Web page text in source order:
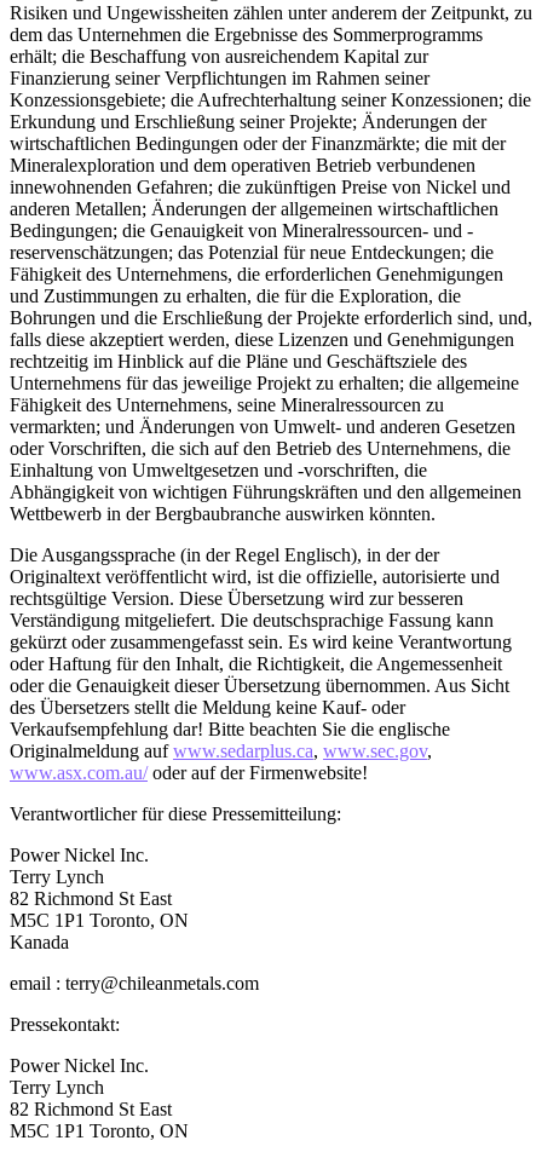
Risiken und Ungewissheiten zählen unter anderem der Zeitpunkt, zu
dem das Unternehmen die Ergebnisse des Sommerprogramms
erhält; die Beschaffung von ausreichendem Kapital zur
Finanzierung seiner Verpflichtungen im Rahmen seiner
Konzessionsgebiete; die Aufrechterhaltung seiner Konzessionen; die
Erkundung und Erschließung seiner Projekte; Änderungen der
wirtschaftlichen Bedingungen oder der Finanzmärkte; die mit der
Mineralexploration und dem operativen Betrieb verbundenen
innewohnenden Gefahren; die zukünftigen Preise von Nickel und
anderen Metallen; Änderungen der allgemeinen wirtschaftlichen
Bedingungen; die Genauigkeit von Mineralressourcen- und -
reservenschätzungen; das Potenzial für neue Entdeckungen; die
Fähigkeit des Unternehmens, die erforderlichen Genehmigungen
und Zustimmungen zu erhalten, die für die Exploration, die
Bohrungen und die Erschließung der Projekte erforderlich sind, und,
falls diese akzeptiert werden, diese Lizenzen und Genehmigungen
rechtzeitig im Hinblick auf die Pläne und Geschäftsziele des
Unternehmens für das jeweilige Projekt zu erhalten; die allgemeine
Fähigkeit des Unternehmens, seine Mineralressourcen zu
vermarkten; und Änderungen von Umwelt- und anderen Gesetzen
oder Vorschriften, die sich auf den Betrieb des Unternehmens, die
Einhaltung von Umweltgesetzen und -vorschriften, die
Abhängigkeit von wichtigen Führungskräften und den allgemeinen
Wettbewerb in der Bergbaubranche auswirken könnten.
Die Ausgangssprache (in der Regel Englisch), in der der
Originaltext veröffentlicht wird, ist die offizielle, autorisierte und
rechtsgültige Version. Diese Übersetzung wird zur besseren
Verständigung mitgeliefert. Die deutschsprachige Fassung kann
gekürzt oder zusammengefasst sein. Es wird keine Verantwortung
oder Haftung für den Inhalt, die Richtigkeit, die Angemessenheit
oder die Genauigkeit dieser Übersetzung übernommen. Aus Sicht
des Übersetzers stellt die Meldung keine Kauf- oder
Verkaufsempfehlung dar! Bitte beachten Sie die englische
Originalmeldung aufwww.sedarplus.ca, www.sec.gov,
www.asx.com.au/oder auf der Firmenwebsite!
Verantwortlicher für diese Pressemitteilung:
Power Nickel Inc.
Terry Lynch
82 Richmond St East
M5C 1P1 Toronto, ON
Kanada
email : terry@chileanmetals.com
Pressekontakt:
Power Nickel Inc.
Terry Lynch
82 Richmond St East
M5C 1P1 Toronto, ON